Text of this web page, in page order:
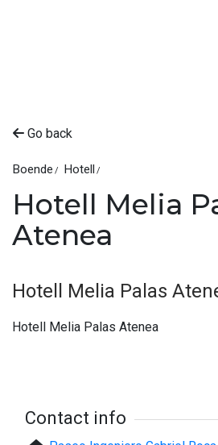
Go back
Boende Hotell
Hotell Melia
Atenea
Hotell Melia Palas
Hotell Melia Palas Atenea
Contact info